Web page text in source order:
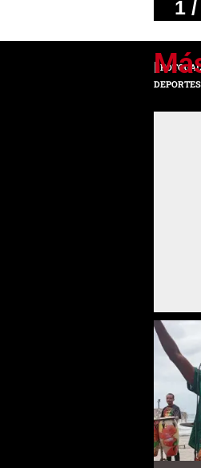
1 /
DEPORTES